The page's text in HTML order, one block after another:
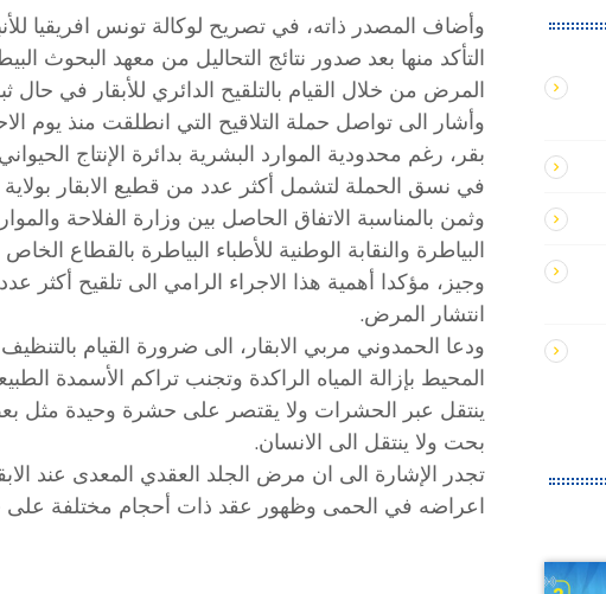
وأضاف المصدر ذاته، في تصريح لوكالة تونس افريقيا
التأكد منها بعد صدور نتائج التحاليل من معهد البحوث
المرض من خلال القيام بالتلقيح الدائري للأبقار في حال
بقر، رغم محدودية الموارد البشرية بدائرة الإنتاج
في نسق الحملة لتشمل أكثر عدد من قطيع الابقار بولاية نابل
وثمن بالمناسبة الاتفاق الحاصل بين وزارة الفلاحة
البياطرة والنقابة الوطنية للأطباء البياطرة بالقطاع
وجيز، مؤكدا أهمية هذا الاجراء الرامي الى تلقيح
انتشار المرض.
ودعا الحمدوني مربي الابقار، الى ضرورة القيام
المحيط بإزالة المياه الراكدة وتجنب تراكم الأسمدة
ينتقل عبر الحشرات ولا يقتصر على حشرة وحيدة مثل
بحت ولا ينتقل الى الانسان.
تجدر الإشارة الى ان مرض الجلد العقدي المعدى عند
اعراضه في الحمى وظهور عقد ذات أحجام مختلفة على